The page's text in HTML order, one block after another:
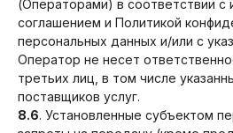
(Операторами) в соответствии с
соглашением и Политикой
персональных данных и/или с
Оператор не несет
третьих лиц, в том числе
поставщиков услуг.
8.6. Установленные субъектом